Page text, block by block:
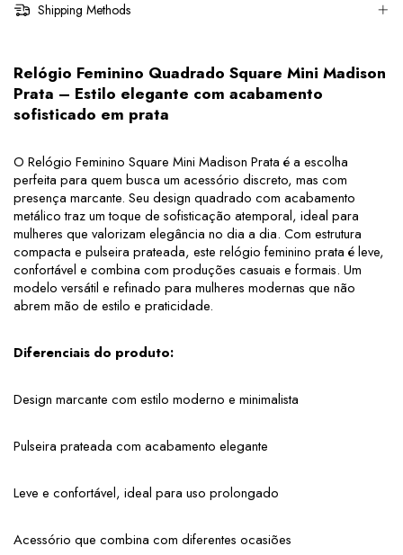
Shipping Methods
Relógio Feminino Quadrado Square Mini Madison
Prata – Estilo elegante com acabamento
sofisticado em prata
O Relógio Feminino Square Mini Madison Prata é a escolha
perfeita para quem busca um acessório discreto, mas com
presença marcante. Seu design quadrado com acabamento
metálico traz um toque de sofisticação atemporal, ideal para
mulheres que valorizam elegância no dia a dia. Com estrutura
compacta e pulseira prateada, este relógio feminino prata é leve,
confortável e combina com produções casuais e formais. Um
modelo versátil e refinado para mulheres modernas que não
abrem mão de estilo e praticidade.
Diferenciais do produto:
Design marcante com estilo moderno e minimalista
Pulseira prateada com acabamento elegante
Leve e confortável, ideal para uso prolongado
Acessório que combina com diferentes ocasiões